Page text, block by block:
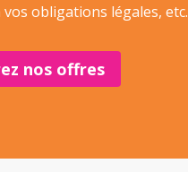
obligations légales, etc.
nos offres